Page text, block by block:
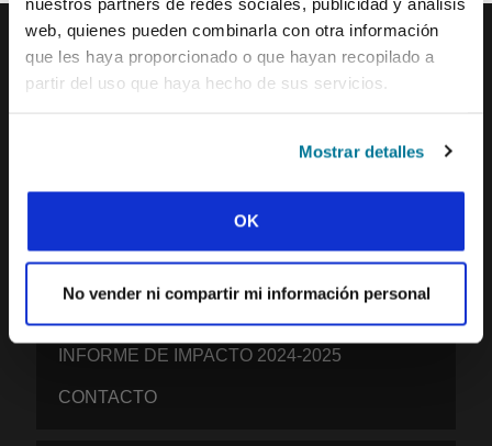
web, quienes pueden combinarla con otra información
que les haya proporcionado o que hayan recopilado a
partir del uso que haya hecho de sus servicios.
Mostrar detalles
OK
No vender ni compartir mi información personal
IFES · INTERNATIONAL FELLOWSHIP OF
NUESTRO TRABAJO
LA HISTORIA DE IFES
INFORME DE IMPACTO 2024-2025
CONTACTO